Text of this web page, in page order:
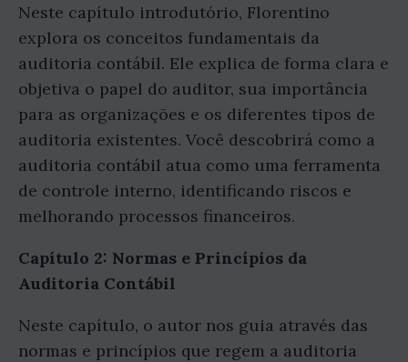
Neste capítulo introdutório, Florentino
explora os conceitos fundamentais da
auditoria contábil. Ele explica de forma clara e
objetiva o papel do auditor, sua importância
para as organizações e os diferentes tipos de
auditoria existentes. Você descobrirá como a
auditoria contábil atua como uma ferramenta
de controle interno, identificando riscos e
melhorando processos financeiros.
Capítulo 2: Normas e Princípios da
Auditoria Contábil
Neste capítulo, o autor nos guia através das
normas e princípios que regem a auditoria